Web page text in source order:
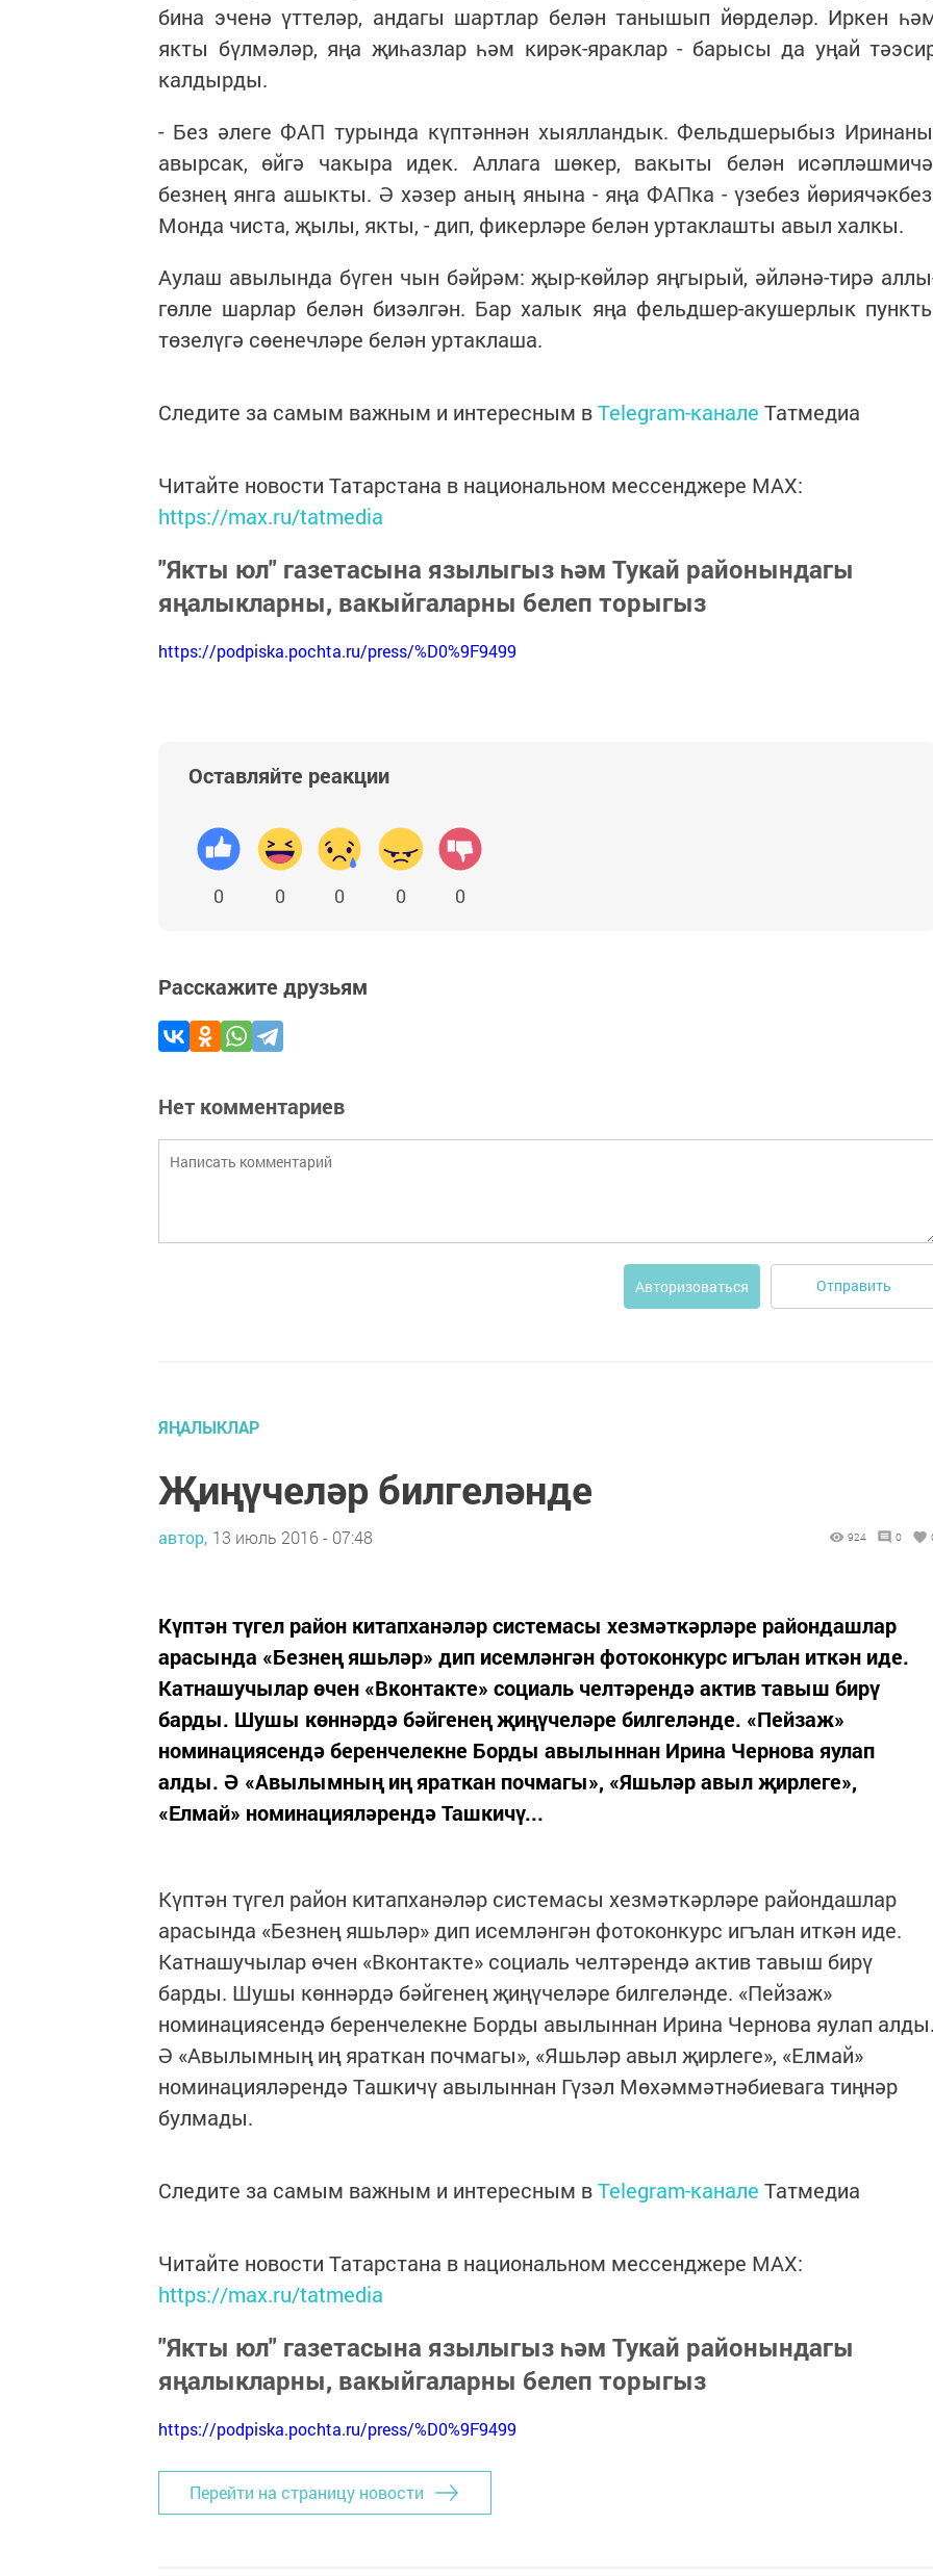
бина эченә үттеләр, андагы шартлар белән танышып йөрделәр. Иркен
якты бүлмәләр, яңа җиһазлар һәм кирәк-яраклар - барысы да уңай
калдырды.
- Без әлеге ФАП турында күптәннән хыялландык. Фельдшерыбыз
авырсак, өйгә чакыра идек. Аллага шөкер, вакыты белән
безнең янга ашыкты. Ә хәзер аның янына - яңа ФАПка - үзебез
Монда чиста, җылы, якты, - дип, фикерләре белән уртаклашты авыл халкы.
Аулаш авылында бүген чын бәйрәм: җыр-көйләр яңгырый, әйләнә-тирә
гөлле шарлар белән бизәлгән. Бар халык яңа фельдшер-акушерлык
төзелүгә сөенечләре белән уртаклаша.
Следите за самым важным и интересным вTelegram-канале Татмедиа
Читайте новости Татарстана в национальном мессенджере MАХ:
https://max.ru/tatmedia
"Якты юл" газетасына язылыгыз һәм Тукай районындагы
яңалыкларны, вакыйгаларны белеп торыгыз
https://podpiska.pochta.ru/press/%D0%9F9499
Оставляйте реакции
0 0 0 0 0
Расскажите друзьям
Нет комментариев
Авторизоваться Отправить
ЯҢАЛЫКЛАР
Җиңүчеләр билгеләнде
автор, 13 июль 2016 - 07:48 924 0
Күптән түгел район китапханәләр системасы хезмәткәрләре райондашлар
арасында «Безнең яшьләр» дип исемләнгән фотоконкурс игълан иткән иде.
Катнашучылар өчен «Вконтакте» социаль челтәрендә актив тавыш бирү
барды. Шушы көннәрдә бәйгенең җиңүчеләре билгеләнде. «Пейзаж»
номинациясендә беренчелекне Борды авылыннан Ирина Чернова яулап
алды. Ә «Авылымның иң яраткан почмагы», «Яшьләр авыл җирлеге»,
«Елмай» номинацияләрендә Ташкичү...
Күптән түгел район китапханәләр системасы хезмәткәрләре райондашлар
арасында «Безнең яшьләр» дип исемләнгән фотоконкурс игълан иткән иде.
Катнашучылар өчен «Вконтакте» социаль челтәрендә актив тавыш бирү
барды. Шушы көннәрдә бәйгенең җиңүчеләре билгеләнде. «Пейзаж»
номинациясендә беренчелекне Борды авылыннан Ирина Чернова яулап
Ә «Авылымның иң яраткан почмагы», «Яшьләр авыл җирлеге», «Елмай»
номинацияләрендә Ташкичү авылыннан Гүзәл Мөхәммәтнәбиевага тиңнәр
булмады.
Следите за самым важным и интересным вTelegram-канале Татмедиа
Читайте новости Татарстана в национальном мессенджере MАХ:
https://max.ru/tatmedia
"Якты юл" газетасына язылыгыз һәм Тукай районындагы
яңалыкларны, вакыйгаларны белеп торыгыз
https://podpiska.pochta.ru/press/%D0%9F9499
Перейти на страницу новости